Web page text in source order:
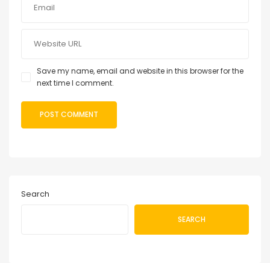
Save my name, email and website in this browser for the
next time I comment.
Search
SEARCH